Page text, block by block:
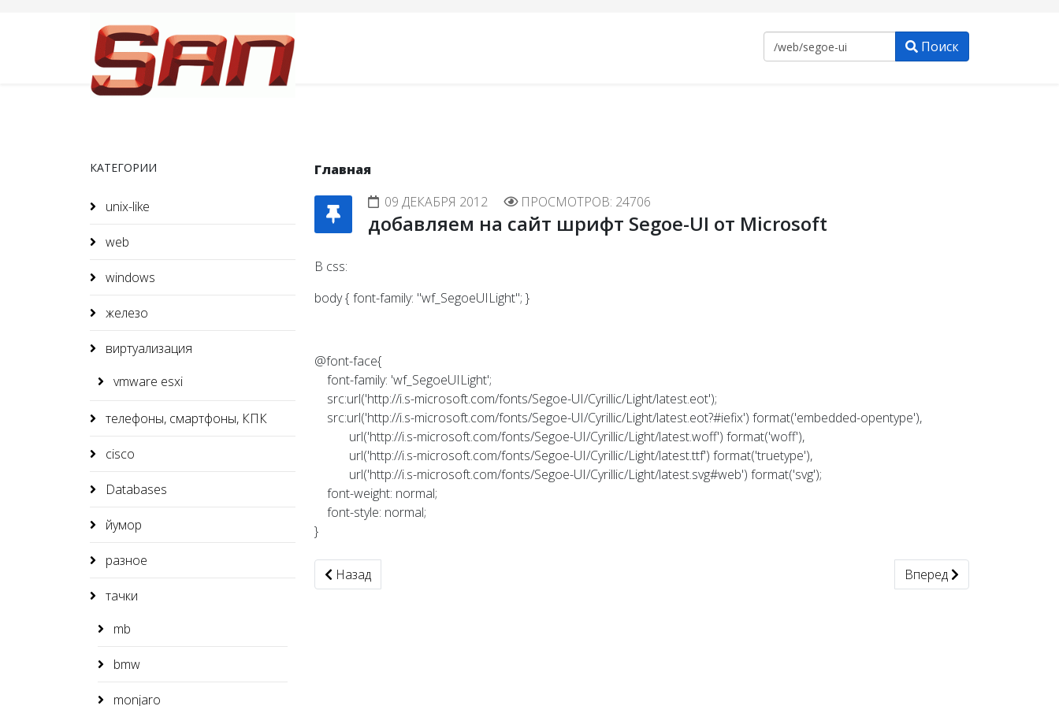
Поиск
КАТЕГОРИИ
unix-like
web
windows
железо
виртуализация
vmware esxi
телефоны, смартфоны, КПК
cisco
Databases
йумор
разное
тачки
mb
bmw
monjaro
Главная
09 ДЕКАБРЯ 2012
ПРОСМОТРОВ: 24706
добавляем на сайт шрифт Segoe-UI от Microsoft
В css:
body { font-family: "wf_SegoeUILight"; }
@font-face{
font-family: 'wf_SegoeUILight';
src:url('http://i.s-microsoft.com/fonts/Segoe-UI/Cyrillic/Light/latest.eot');
src:url('http://i.s-microsoft.com/fonts/Segoe-UI/Cyrillic/Light/latest.eot?#iefix') format('embedded-opentype'),
url('http://i.s-microsoft.com/fonts/Segoe-UI/Cyrillic/Light/latest.woff') format('woff'),
url('http://i.s-microsoft.com/fonts/Segoe-UI/Cyrillic/Light/latest.ttf') format('truetype'),
url('http://i.s-microsoft.com/fonts/Segoe-UI/Cyrillic/Light/latest.svg#web') format('svg');
font-weight: normal;
font-style: normal;
}
Предыдущий: Порядковый номер недели в месяце
Назад Следующий:
Вперед